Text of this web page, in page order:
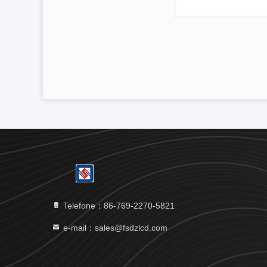
Telefone：86-769-2270-5821
e-mail：sales@fsdzlcd.com